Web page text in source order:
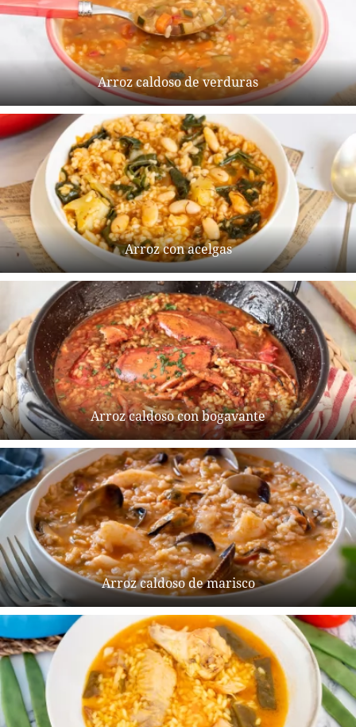
Arroz caldoso de verduras
Arroz con acelgas
Arroz caldoso con bogavante
Arroz caldoso de marisco